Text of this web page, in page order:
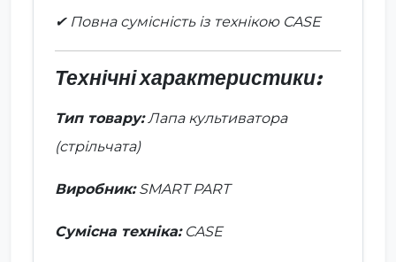
✔ Повна сумісність із технікою CASE
Технічні характеристики:
Тип товару:Лапа культиватора
(стрільчата)
Виробник:SMART PART
Сумісна техніка:CASE